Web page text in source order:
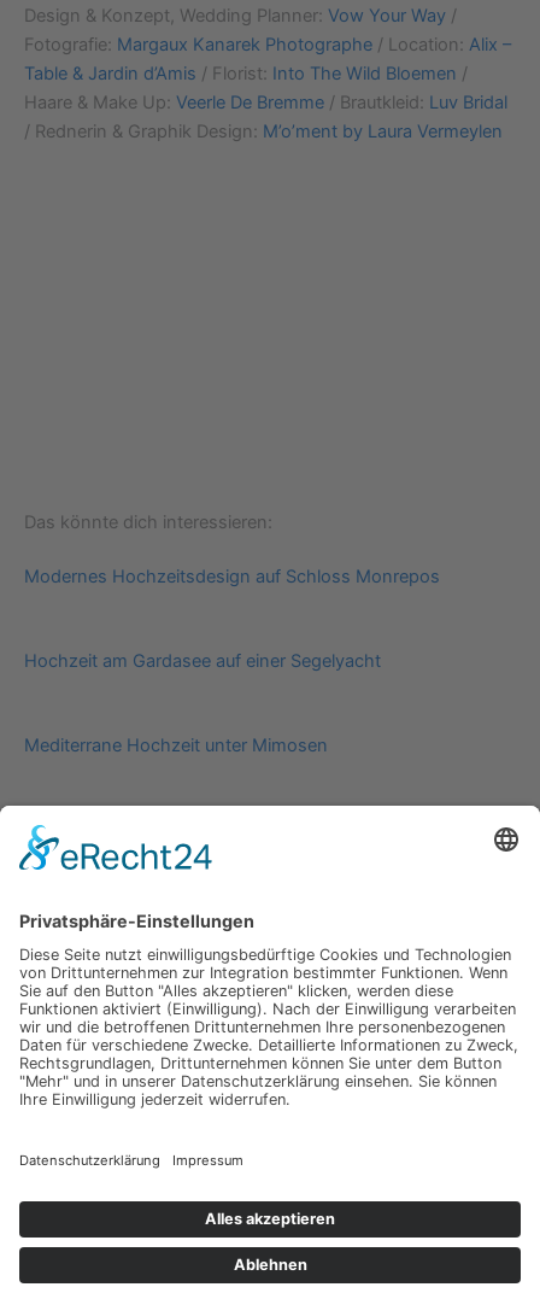
Design & Konzept, Wedding Planner: Vow Your Way /
Fotografie: Margaux Kanarek Photographe / Location: Alix –
Table & Jardin d’Amis / Florist: Into The Wild Bloemen /
Haare & Make Up: Veerle De Bremme / Brautkleid: Luv Bridal
/ Rednerin & Graphik Design: M’o’ment by Laura Vermeylen
Das könnte dich interessieren:
Modernes Hochzeitsdesign auf Schloss Monrepos
Hochzeit am Gardasee auf einer Segelyacht
Mediterrane Hochzeit unter Mimosen
Impressum
Werbung
Einsendung
AGB
Datenschutzerklärung
Impressum
Werbung
About
AGB